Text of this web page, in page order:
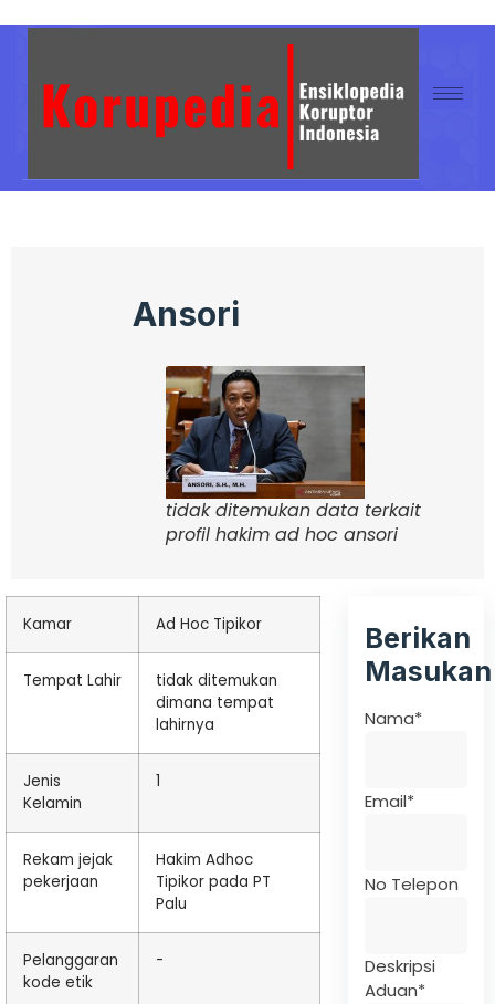
Ansori
tidak ditemukan data terkait
profil hakim ad hoc ansori
Kamar Ad Hoc Tipikor
Tempat Lahir
tidak ditemukan
dimana tempat
lahirnya
Jenis
Kelamin
1
Rekam jejak
pekerjaan
Hakim Adhoc
Tipikor pada PT
Palu
Pelanggaran
kode etik
-
Berikan
Masukan
Nama*
Email*
No Telepon
Deskripsi
Aduan*